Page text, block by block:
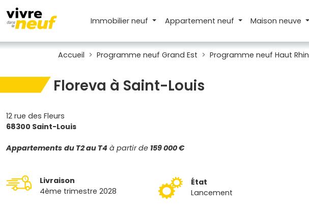
Immobilier neuf Appartement neuf Maison neuve
Accueil Programme neuf Grand Est Programme neuf Haut Rhin
Floreva à Saint-Louis
12 rue des Fleurs
68300 Saint-Louis
Appartements du T2 au T4 à partir de 159 000 €
Livraison
4ème trimestre 2028
État
Lancement